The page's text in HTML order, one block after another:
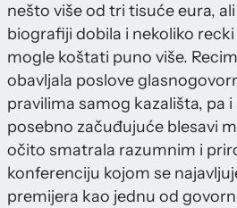
nešto više od tri tisuće eura,
biografiji dobila i nekoliko
mogle koštati puno više.
obavljala poslove
pravilima samog kazališta, pa
posebno začuđujuće blesavi
očito smatrala razumnim i
konferenciju kojom se
premijera kao jednu od